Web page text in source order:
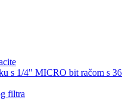
s 1/4" MICRO bit račom s 36
filtra